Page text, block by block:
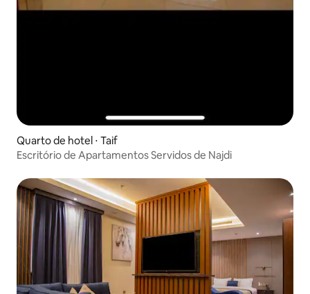
Quarto de hotel ⋅ Taif
Escritório de Apartamentos Servidos de Najdi